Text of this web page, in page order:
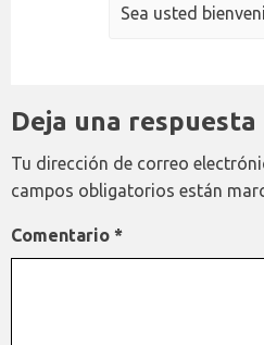
Sea usted
Deja una respuesta
Tu dirección de correo
campos obligatorios están
Comentario *